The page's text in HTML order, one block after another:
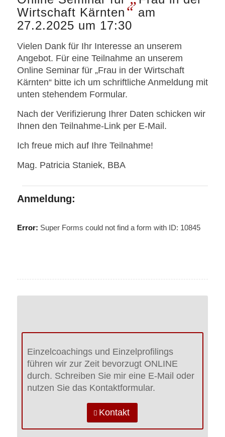
Wirtschaft Kärnten “ am
27.2.2025 um 17:30
Vielen Dank für Ihr Interesse an unserem
Angebot. Für eine Teilnahme an unserem
Online Seminar für „Frau in der Wirtschaft
Kärnten“ bitte ich um schriftliche Anmeldung mit
unten stehendem Formular.
Nach der Verifizierung Ihrer Daten schicken wir
Ihnen den Teilnahme-Link per E-Mail.
Ich freue mich auf Ihre Teilnahme!
Mag. Patricia Staniek, BBA
Anmeldung:
Error: Super Forms could not find a form with ID: 10845
Einzelcoachings und Einzelprofilings
führen wir zur Zeit bevorzugt ONLINE
durch. Schreiben Sie mir eine E-Mail oder
nutzen Sie das Kontaktformular.
Kontakt